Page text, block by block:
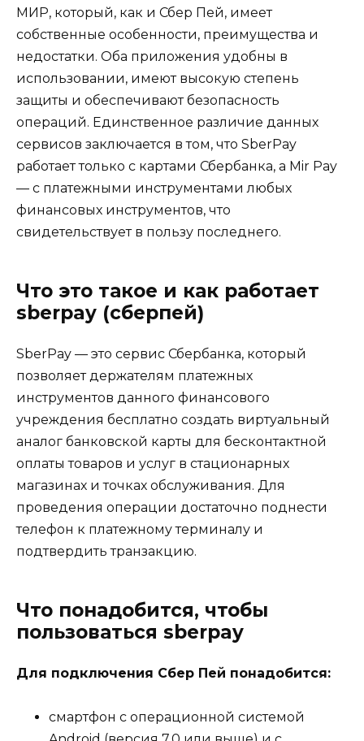
МИР, который, как и Сбер Пей, имеет
собственные особенности, преимущества и
недостатки. Оба приложения удобны в
использовании, имеют высокую степень
защиты и обеспечивают безопасность
операций. Единственное различие данных
сервисов заключается в том, что SberPay
работает только с картами Сбербанка, а Mir Pay
— с платежными инструментами любых
финансовых инструментов, что
свидетельствует в пользу последнего.
Что это такое и как работает
sberpay (сберпей)
SberPay — это сервис Сбербанка, который
позволяет держателям платежных
инструментов данного финансового
учреждения бесплатно создать виртуальный
аналог банковской карты для бесконтактной
оплаты товаров и услуг в стационарных
магазинах и точках обслуживания. Для
проведения операции достаточно поднести
телефон к платежному терминалу и
подтвердить транзакцию.
Что понадобится, чтобы
пользоваться sberpay
Для подключения Сбер Пей понадобится:
смартфон с операционной системой